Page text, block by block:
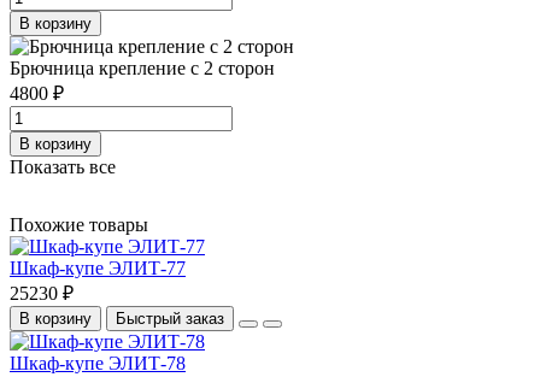
В корзину
Брючница крепление с 2 сторон
4800 ₽
В корзину
Показать все
Похожие товары
Шкаф-купе ЭЛИТ-77
25230 ₽
В корзину Быстрый заказ
Шкаф-купе ЭЛИТ-78